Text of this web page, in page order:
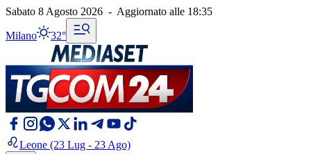
Sabato 8 Agosto 2026 - Aggiornato alle 18:35
Milano 32°
Leone (23 Lug - 23 Ago)